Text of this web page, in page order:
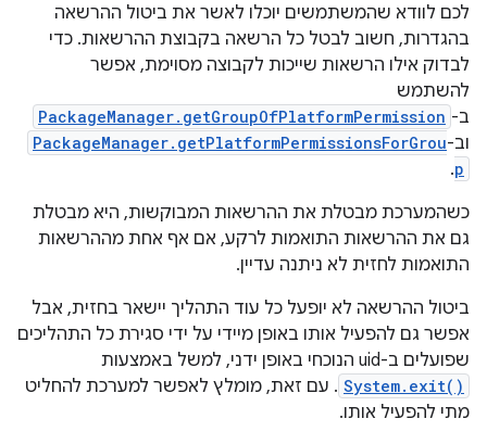
לכם לוודא שהמשתמשים יוכלו לאשר את ביטול ההרשאה
בהגדרות, חשוב לבטל כל הרשאה בקבוצת ההרשאות. כדי
לבדוק אילו הרשאות שייכות לקבוצה מסוימת, אפשר
להשתמש
ב- PackageManager.getGroupOfPlatformPermission
וב-PackageManager.getPlatformPermissionsForGrou
p
.
כשהמערכת מבטלת את ההרשאות המבוקשות, היא מבטלת
גם את ההרשאות התואמות לרקע, אם אף אחת מההרשאות
התואמות לחזית לא ניתנה עדיין.
ביטול ההרשאה לא יופעל כל עוד התהליך יישאר בחזית, אבל
אפשר גם להפעיל אותו באופן מיידי על ידי סגירת כל התהליכים
שפועלים ב-uid הנוכחי באופן ידני, למשל באמצעות
System.exit() . עם זאת, מומלץ לאפשר למערכת להחליט
מתי להפעיל אותו.